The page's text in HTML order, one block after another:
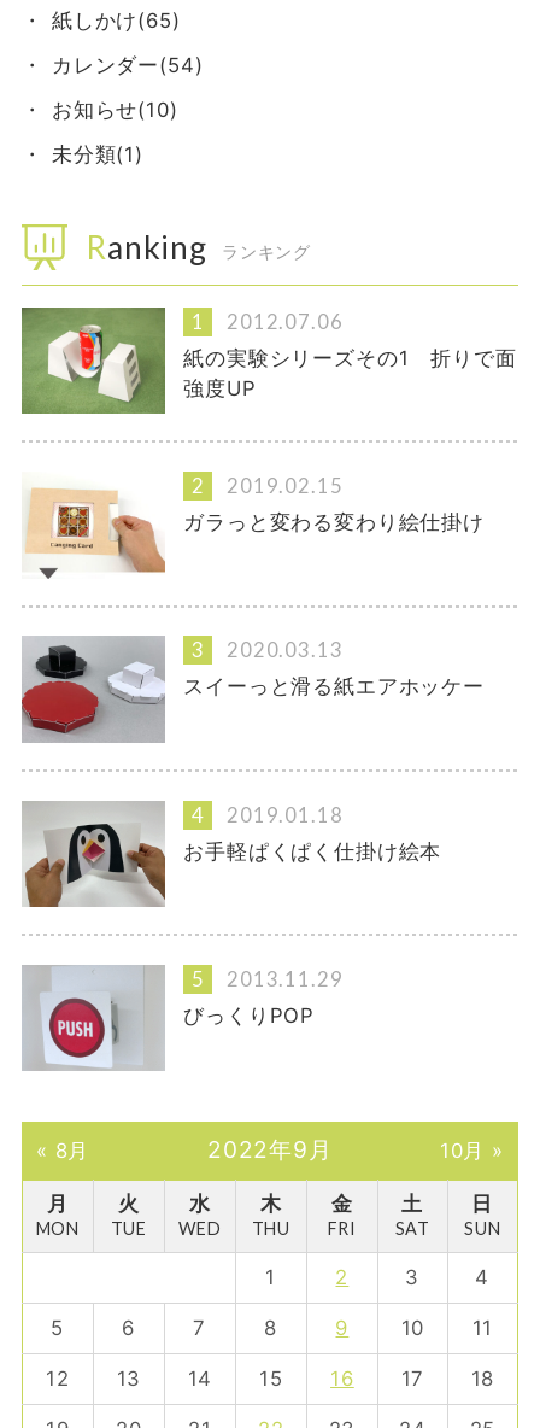
紙しかけ(65)
カレンダー(54)
お知らせ(10)
未分類(1)
Ranking ランキング
2012.07.06
紙の実験シリーズその1 折りで面
強度UP
2019.02.15
ガラっと変わる変わり絵仕掛け
2020.03.13
スイーっと滑る紙エアホッケー
2019.01.18
お手軽ぱくぱく仕掛け絵本
2013.11.29
びっくりPOP
« 8月 2022年9月 10月 »
月
MON
火
TUE
水
WED
木
THU
金
FRI
土
SAT
日
SUN
1 2 3 4
5 6 7 8 9 10 11
12 13 14 15 16 17 18